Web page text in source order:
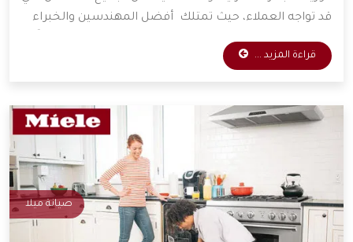
قد تواجه العملاء، حيث تمتلك أفضل المهندسين والخبراء
المتخصصين في صيانة جميع الأجهزة الكهربائية، واعتماداً
على آراء الكثير من العملاء فهي الأفضل دائمًا في عمليات
قراءة المزيد ...
صيانة ميلا